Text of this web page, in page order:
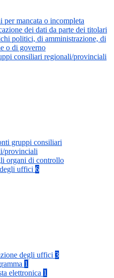
per mancata o incompleta
dei dati da parte dei titolari
politici, di amministrazione, di
o di governo
consiliari regionali/provinciali
gruppi consiliari
provinciali
organi di controllo
uffici 6
degli uffici 3
1
elettronica 1